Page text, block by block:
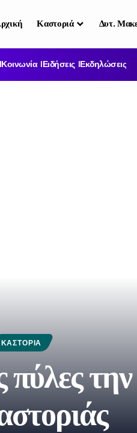
Καστοριά Δυτ.
Κοινωνία Ειδήσεις Εκδηλώσεις
ΚΑΣΤΟΡΙΆ
πύλες